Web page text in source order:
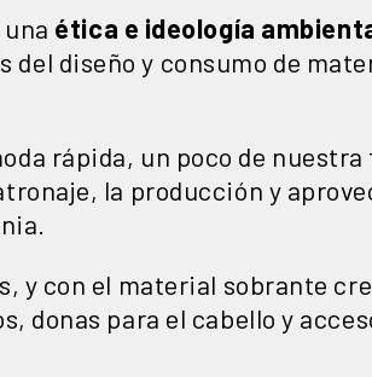
ética e ideología
del diseño y consumo de
rápida, un poco de
la producción y
y con el material sobrante
donas para el cabello y